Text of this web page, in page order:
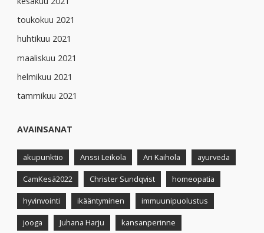
toukokuu 2021
huhtikuu 2021
maaliskuu 2021
helmikuu 2021
tammikuu 2021
AVAINSANAT
akupunktio Anssi Leikola Ari Kaihola ayurveda
CamKesä2022 Christer Sundqvist homeopatia
hyvinvointi ikääntyminen immuunipuolustus
jooga Juhana Harju kansanperinne